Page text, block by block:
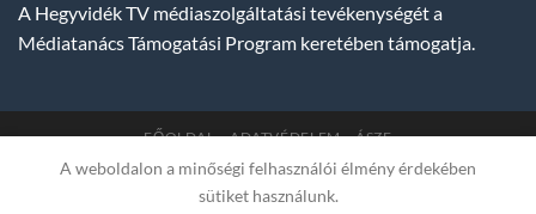
A Hegyvidék TV médiaszolgáltatási tevékenységét a
Médiatanács Támogatási Program keretében támogatja.
FŐOLDAL ADATVÉDELEM ÁSZF
Copyright 2007-2026 © BUDA TV | Hegyvidék Média
Műsorszolgáltató Kft. | Budapest, Hungary, XII. Hajnóczy József
A weboldalon a minőségi felhasználói élmény érdekében
sütiket használunk.